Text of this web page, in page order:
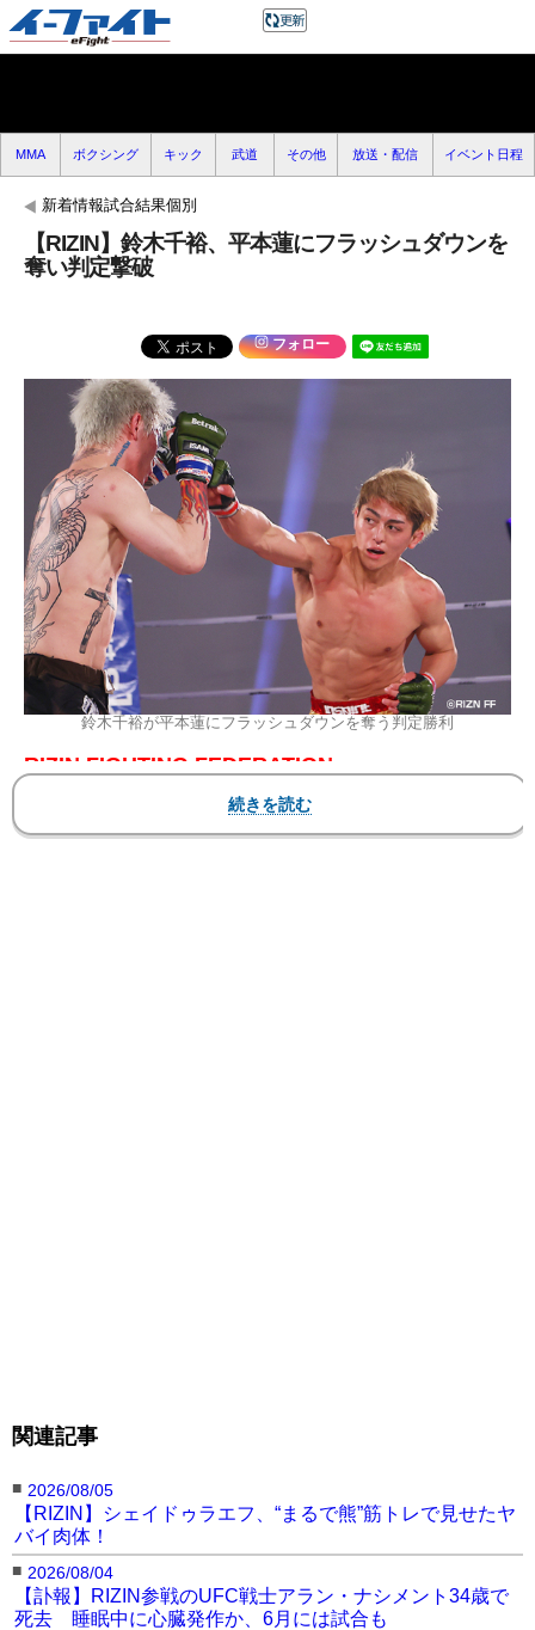
MMA ボクシング キック 武道 その他 放送・配信 イベント日程
新着情報試合結果個別
【RIZIN】鈴木千裕、平本蓮にフラッシュダウンを
奪い判定撃破
フォロー
鈴木千裕が平本蓮にフラッシュダウンを奪う判定勝利
RIZIN FIGHTING FEDERATION
『RIZIN LANDMARK vol.2』
2022年3月6日（日）
関連記事
■ 2026/08/05
【RIZIN】シェイドゥラエフ、“まるで熊”筋トレで見せたヤ
バイ肉体！
■ 2026/08/04
【訃報】RIZIN参戦のUFC戦士アラン・ナシメント34歳で
死去 睡眠中に心臓発作か、6月には試合も